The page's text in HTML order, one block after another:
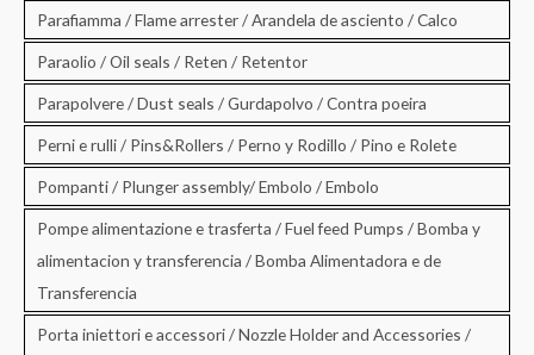
Parafiamma / Flame arrester / Arandela de asciento / Calco
Paraolio / Oil seals / Reten / Retentor
Parapolvere / Dust seals / Gurdapolvo / Contra poeira
Perni e rulli / Pins&Rollers / Perno y Rodillo / Pino e Rolete
Pompanti / Plunger assembly/ Embolo / Embolo
Pompe alimentazione e trasferta / Fuel feed Pumps / Bomba y
alimentacion y transferencia / Bomba Alimentadora e de
Transferencia
Porta iniettori e accessori / Nozzle Holder and Accessories /